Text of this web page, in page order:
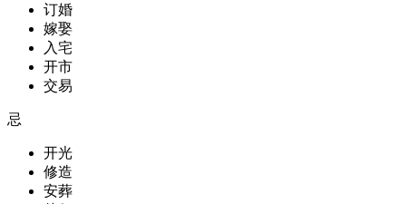
订婚
嫁娶
入宅
开市
交易
忌
开光
修造
安葬